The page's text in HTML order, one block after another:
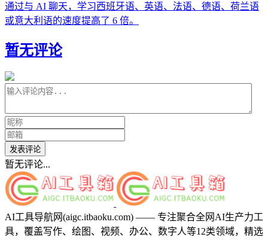
通过与 AI 聊天，学习西班牙语、英语、法语、德语、荷兰语
或意大利语的速度提高了 6 倍。
暂无评论
发表评论
暂无评论...
AI工具导航网(aigc.itbaoku.com) —— 专注聚合全网AI生产力工
具，覆盖写作、绘图、视频、办公、数字人等12类领域，精选